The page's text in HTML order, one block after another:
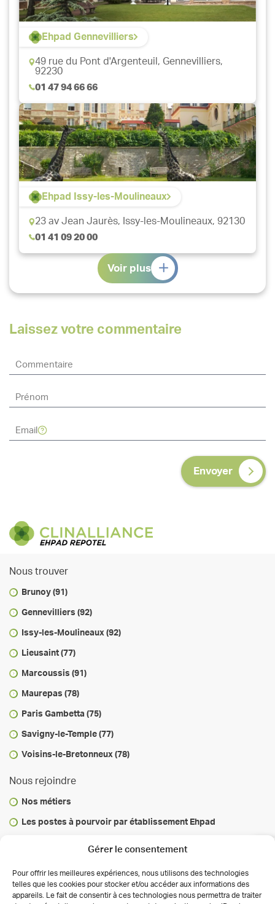
Gérer le consentement
Pour offrir les meilleures expériences, nous utilisons des technologies
telles que les cookies pour stocker et/ou accéder aux informations des
appareils. Le fait de consentir à ces technologies nous permettra de traiter
Ehpad Gennevilliers
49 rue du Pont d'Argenteuil, Gennevilliers,
92230
01 47 94 66 66
Ehpad Issy-les-Moulineaux
23 av Jean Jaurès, Issy-les-Moulineaux, 92130
01 41 09 20 00
Voir plus
Laissez votre commentaire
Envoyer
Nous trouver
Brunoy (91)
Gennevilliers (92)
Issy-les-Moulineaux (92)
Lieusaint (77)
Marcoussis (91)
Maurepas (78)
Paris Gambetta (75)
Savigny-le-Temple (77)
Voisins-le-Bretonneux (78)
Nous rejoindre
Nos métiers
Les postes à pourvoir par établissement Ehpad
Infos & conseils
Actualités